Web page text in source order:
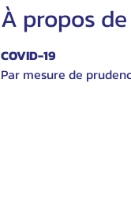
À propos
COVID-19
Par mesure de